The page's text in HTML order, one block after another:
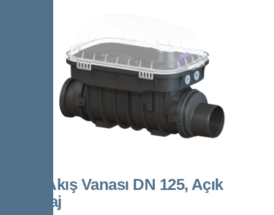
Geri Akış Vanası DN 125, Açık
Montaj